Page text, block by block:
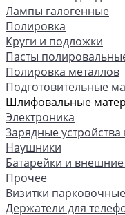
Лампы галогенные
Полировка
Круги и подложки
Пасты
Полировка металлов
Подготовительные
Шлифовальные
Электроника
Зарядные устройства
Наушники
Батарейки и
Прочее
Визитки парковочные
Держатели для